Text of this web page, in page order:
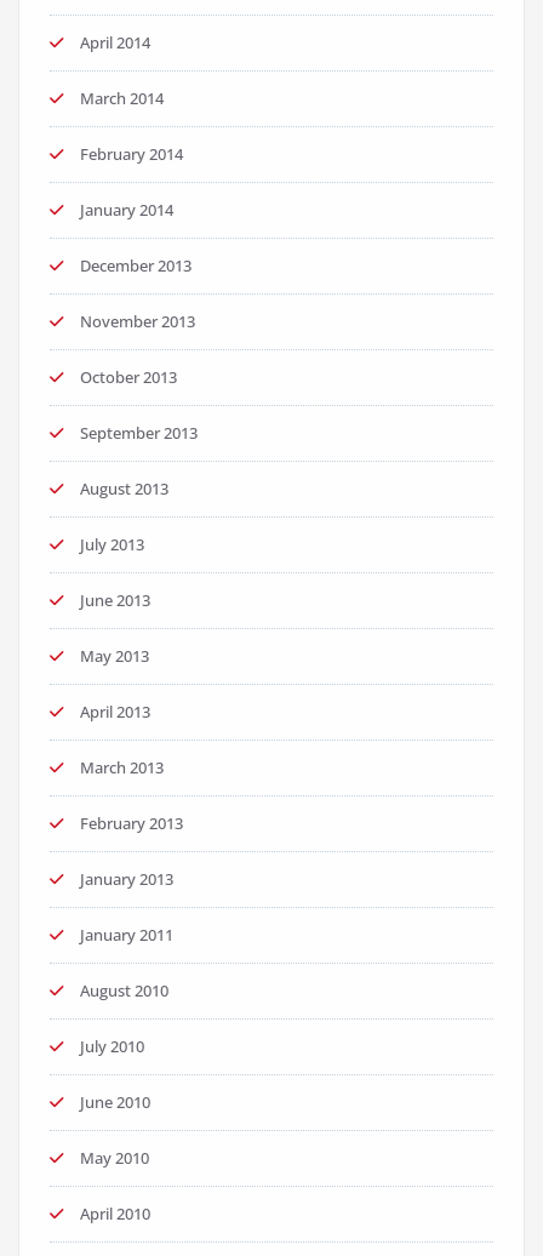
April 2014
March 2014
February 2014
January 2014
December 2013
November 2013
October 2013
September 2013
August 2013
July 2013
June 2013
May 2013
April 2013
March 2013
February 2013
January 2013
January 2011
August 2010
July 2010
June 2010
May 2010
April 2010